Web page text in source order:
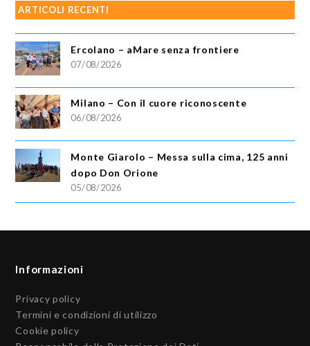
ARTICOLI RECENTI
Ercolano – aMare senza frontiere
07/08/2026
Milano – Con il cuore riconoscente
06/08/2026
Monte Giarolo – Messa sulla cima, 125 anni
dopo Don Orione
05/08/2026
Informazioni
Privacy policy
Termini e condizioni di utilizzo
Cookie policy